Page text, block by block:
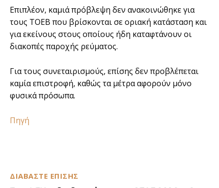
ΔΙΑΒΑΣΤΕ ΕΠΙΣΗΣ
Επιπλέον, καμιά πρόβλεψη δεν ανακοινώθηκε για
τους ΤΟΕΒ που βρίσκονται σε οριακή κατάσταση και
για εκείνους στους οποίους ήδη καταφτάνουν οι
διακοπές παροχής ρεύματος.
Για τους συνεταιρισμούς, επίσης δεν προβλέπεται
καμία επιστροφή, καθώς τα μέτρα αφορούν μόνο
φυσικά πρόσωπα.
Πηγή